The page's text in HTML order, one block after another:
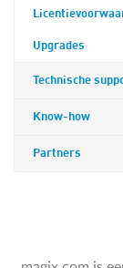
Upgrades
Technische
Know-how
Partners